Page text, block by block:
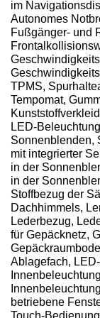
im
Autonomes
Fußgänger- und
TPMS,
Tempomat,
LED-
Sonnenblenden,
mit integrierter
in der
in der
Stoffbezug der
Dachhimmels,
Lederbezug,
für Gepäcknetz,
Ablagefach,
betriebene
Touch-